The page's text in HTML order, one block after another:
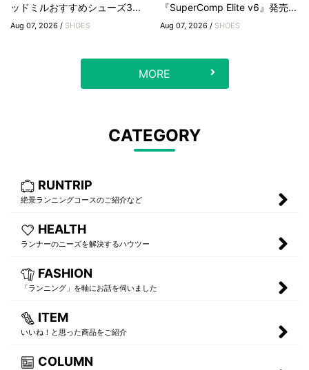
ッドミルおすすめシューズ3...
Aug 07, 2026 / SHOES
『SuperComp Elite v6』発売...
Aug 07, 2026 / SHOES
MORE
CATEGORY
RUNTRIP
絶景ランニングコースのご紹介など
HEALTH
ランナーのニーズを解決するハウツー
FASHION
「ランニング」を軸にお話を伺いました
ITEM
いいね！と思った商品をご紹介
COLUMN